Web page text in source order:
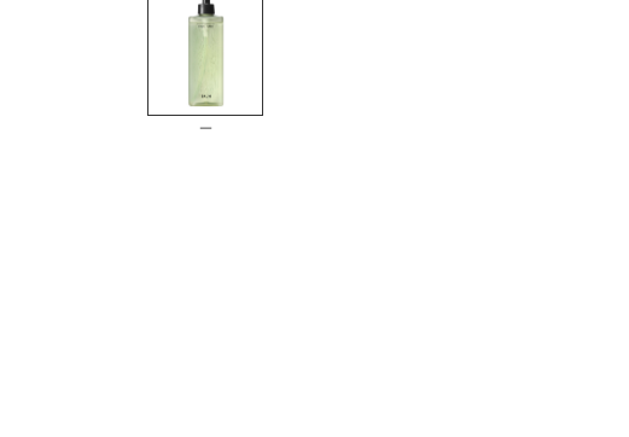
－